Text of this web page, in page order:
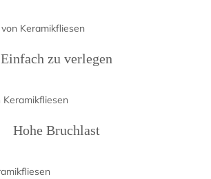
Einfach zu verlegen
Hohe Bruchlast